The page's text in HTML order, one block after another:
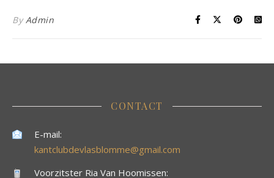
By Admin
CONTACT
E-mail:
kantclubdevlasblomme@gmail.com
Voorzitster Ria Van Hoomissen: